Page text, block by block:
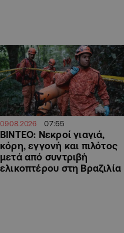
09.08.2026 07:55
ΒΙΝΤΕΟ: Νεκροί γιαγιά,
κόρη, εγγονή και πιλότος
μετά από συντριβή
ελικοπτέρου στη Βραζιλία